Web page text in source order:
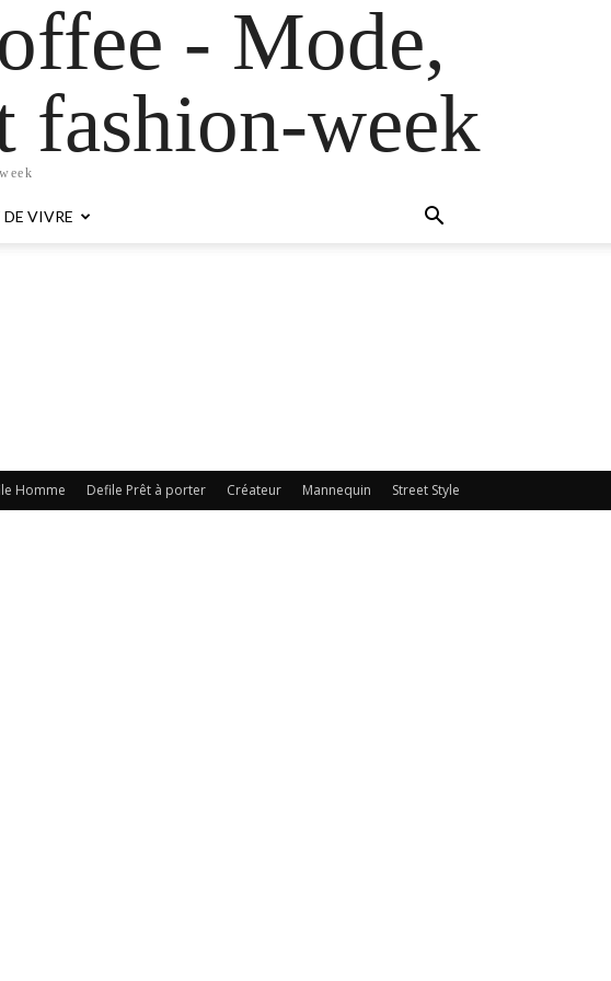
- Mode,
fashion-week
VIVRE
Homme Defile Prêt à porter Créateur Mannequin Street Style